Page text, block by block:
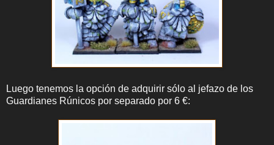
Luego tenemos la opción de adquirir sólo al jefazo de los
Guardianes Rúnicos por separado por 6 €: